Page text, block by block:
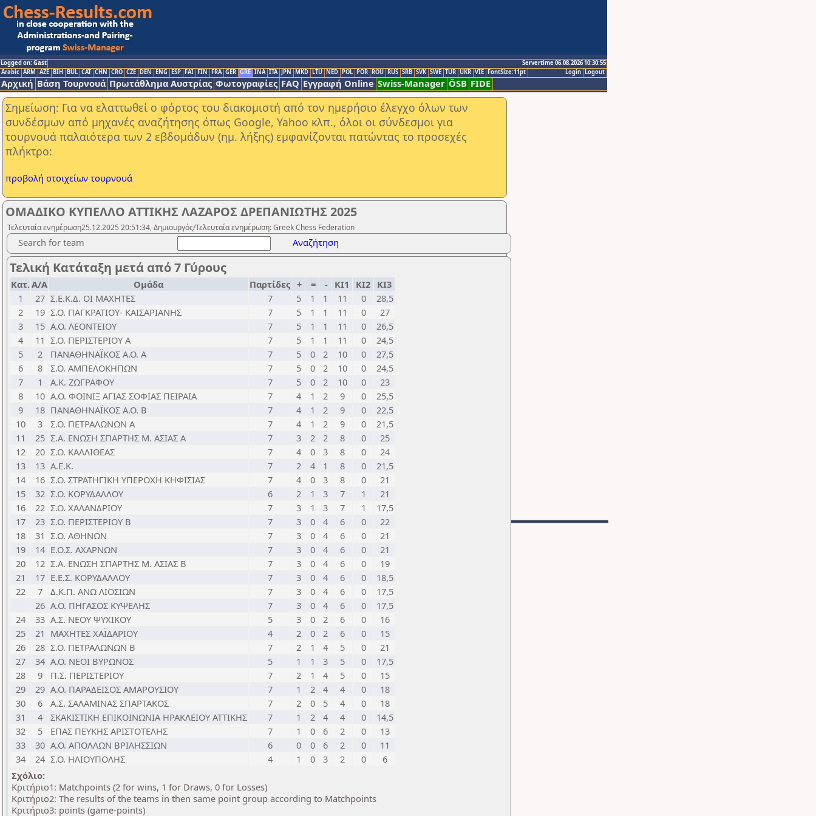
Logged on: Gast
Servertime 06.08.2026 10:30:55
Logout
Login
Arabic ARM AZE BIH BUL CAT CHN CRO CZE DEN ENG ESP FAI FIN FRA GER GRE INA ITA JPN MKD LTU NED POL POR ROU RUS SRB SVK SWE TUR UKR VIE FontSize:11pt
Αρχική Βάση Τουρνουά Πρωτάθλημα Αυστρίας Φωτογραφίες FAQ Εγγραφή Online Swiss-Manager ÖSB FIDE
Σημείωση: Για να ελαττωθεί ο φόρτος του διακομιστή από τον ημερήσιο έλεγχο όλων των
συνδέσμων από μηχανές αναζήτησης όπως Google, Yahoo κλπ., όλοι οι σύνδεσμοι για
τουρνουά παλαιότερα των 2 εβδομάδων (ημ. λήξης) εμφανίζονται πατώντας το προσεχές
πλήκτρο:
προβολή στοιχείων τουρνουά
ΟΜΑΔΙΚΟ ΚΥΠΕΛΛΟ ΑΤΤΙΚΗΣ ΛΑΖΑΡΟΣ ΔΡΕΠΑΝΙΩΤΗΣ 2025
Τελευταία ενημέρωση25.12.2025 20:51:34, Δημιουργός/Τελευταία ενημέρωση: Greek Chess Federation
Search for team Αναζήτηση
Τελική Κατάταξη μετά από 7 Γύρους
Κατ.Α/Α Ομάδα Παρτίδες + = - ΚΙ1 ΚΙ2 ΚΙ3
1
27 Σ.Ε.Κ.Δ. ΟΙ ΜΑΧΗΤΕΣ 7 5 1 1 11 0
28,5
2
19 Σ.Ο. ΠΑΓΚΡΑΤΙΟΥ- ΚΑΙΣΑΡΙΑΝΗΣ 7 5 1 1 11 0
27
3
15 Α.Ο. ΛΕΟΝΤΕΙΟΥ 7 5 1 1 11 0
26,5
4
11 Σ.Ο. ΠΕΡΙΣΤΕΡΙΟΥ Α 7 5 1 1 11 0
24,5
5
2 ΠΑΝΑΘΗΝΑΪΚΟΣ Α.Ο. Α 7 5 0 2 10 0
27,5
6
8 Σ.Ο. ΑΜΠΕΛΟΚΗΠΩΝ 7 5 0 2 10 0
24,5
7
1 Α.Κ. ΖΩΓΡΑΦΟΥ 7 5 0 2 10 0
23
8
10 Α.Ο. ΦΟΙΝΙΞ ΑΓΙΑΣ ΣΟΦΙΑΣ ΠΕΙΡΑΙΑ 7 4 1 2 9 0
25,5
9
18 ΠΑΝΑΘΗΝΑΪΚΟΣ Α.Ο. Β 7 4 1 2 9 0
22,5
10
3 Σ.Ο. ΠΕΤΡΑΛΩΝΩΝ Α 7 4 1 2 9 0
21,5
11
25 Σ.Α. ΕΝΩΣΗ ΣΠΑΡΤΗΣ Μ. ΑΣΙΑΣ Α 7 3 2 2 8 0
25
12
20 Σ.Ο. ΚΑΛΛΙΘΕΑΣ 7 4 0 3 8 0
24
13
13 Α.Ε.Κ. 7 2 4 1 8 0
21,5
14
16 Σ.Ο. ΣΤΡΑΤΗΓΙΚΗ ΥΠΕΡΟΧΗ ΚΗΦΙΣΙΑΣ 7 4 0 3 8 0
21
15
32 Σ.Ο. ΚΟΡΥΔΑΛΛΟΥ 6 2 1 3 7 1
21
16
22 Σ.Ο. ΧΑΛΑΝΔΡΙΟΥ 7 3 1 3 7 1
17,5
17
23 Σ.Ο. ΠΕΡΙΣΤΕΡΙΟΥ Β 7 3 0 4 6 0
22
18
31 Σ.Ο. ΑΘΗΝΩΝ 7 3 0 4 6 0
21
19
14 Ε.Ο.Σ. ΑΧΑΡΝΩΝ 7 3 0 4 6 0
21
20
12 Σ.Α. ΕΝΩΣΗ ΣΠΑΡΤΗΣ Μ. ΑΣΙΑΣ Β 7 3 0 4 6 0
19
21
17 Ε.Ε.Σ. ΚΟΡΥΔΑΛΛΟΥ 7 3 0 4 6 0
18,5
22
7 Δ.Κ.Π. ΑΝΩ ΛΙΟΣΙΩΝ 7 3 0 4 6 0
17,5
26 Α.Ο. ΠΗΓΑΣΟΣ ΚΥΨΕΛΗΣ 7 3 0 4 6 0
17,5
24
33 Α.Σ. ΝΕΟΥ ΨΥΧΙΚΟΥ 5 3 0 2 6 0
16
25
21 ΜΑΧΗΤΕΣ ΧΑΪΔΑΡΙΟΥ 4 2 0 2 6 0
15
26
28 Σ.Ο. ΠΕΤΡΑΛΩΝΩΝ Β 7 2 1 4 5 0
21
27
34 Α.Ο. ΝΕΟΙ ΒΥΡΩΝΟΣ 5 1 1 3 5 0
17,5
28
9 Π.Σ. ΠΕΡΙΣΤΕΡΙΟΥ 7 2 1 4 5 0
15
29
29 Α.Ο. ΠΑΡΑΔΕΙΣΟΣ ΑΜΑΡΟΥΣΙΟΥ 7 1 2 4 4 0
18
30
6 Α.Σ. ΣΑΛΑΜΙΝΑΣ ΣΠΑΡΤΑΚΟΣ 7 2 0 5 4 0
18
31
4 ΣΚΑΚΙΣΤΙΚΗ ΕΠΙΚΟΙΝΩΝΙΑ ΗΡΑΚΛΕΙΟΥ ΑΤΤΙΚΗΣ 7 1 2 4 4 0
14,5
32
5 ΕΠΑΣ ΠΕΥΚΗΣ ΑΡΙΣΤΟΤΕΛΗΣ 7 1 0 6 2 0
13
33
30 Α.Ο. ΑΠΟΛΛΩΝ ΒΡΙΛΗΣΣΙΩΝ 6 0 0 6 2 0
11
34
24 Σ.Ο. ΗΛΙΟΥΠΟΛΗΣ 4 1 0 3 2 0
6
Σχόλιο:
Κριτήριο1: Matchpoints (2 for wins, 1 for Draws, 0 for Losses)
Κριτήριο2: The results of the teams in then same point group according to Matchpoints
Κριτήριο3: points (game-points)